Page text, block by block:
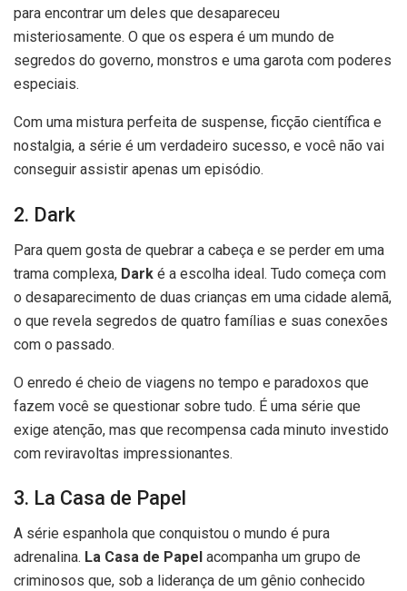
para encontrar um deles que desapareceu
misteriosamente. O que os espera é um mundo de
segredos do governo, monstros e uma garota com poderes
especiais.
Com uma mistura perfeita de suspense, ficção científica e
nostalgia, a série é um verdadeiro sucesso, e você não vai
conseguir assistir apenas um episódio.
2. Dark
Para quem gosta de quebrar a cabeça e se perder em uma
trama complexa, Dark é a escolha ideal. Tudo começa com
o desaparecimento de duas crianças em uma cidade alemã,
o que revela segredos de quatro famílias e suas conexões
com o passado.
O enredo é cheio de viagens no tempo e paradoxos que
fazem você se questionar sobre tudo. É uma série que
exige atenção, mas que recompensa cada minuto investido
com reviravoltas impressionantes.
3. La Casa de Papel
A série espanhola que conquistou o mundo é pura
adrenalina. La Casa de Papel acompanha um grupo de
criminosos que, sob a liderança de um gênio conhecido